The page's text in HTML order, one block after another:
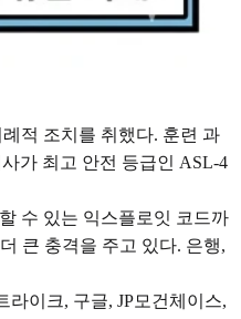
적 조치를 취했다. 훈련 과
가 최고 안전 등급인 ASL-4
수 있는 익스플로잇 코드까
큰 충격을 주고 있다. 은행,
라이크, 구글, JP모건체이스,